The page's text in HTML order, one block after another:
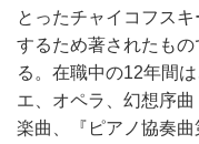
とったチャイコフス
するため著されたも
る。在職中の12年間
エ、オペラ、幻想序
楽曲、『ピアノ協奏